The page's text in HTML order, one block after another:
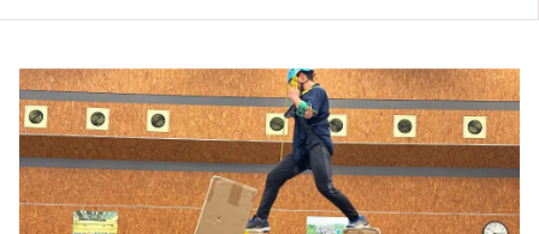
以上資料只適用於本地學生。